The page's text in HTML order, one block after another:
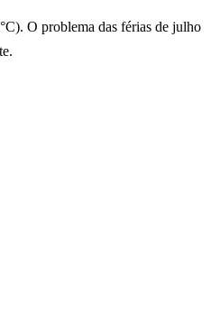
O problema das férias de julho